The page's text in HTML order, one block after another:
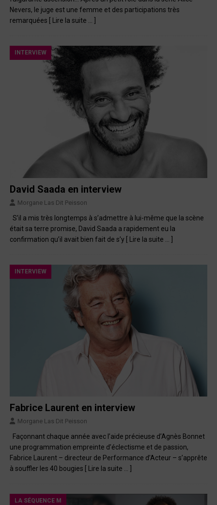
Nevers, le juge est une femme et des participations très
remarquées [ Lire la suite … ]
INTERVIEW
David Saada en interview
Morgane Las Dit Peisson
S’il a mis très longtemps à s’admettre à lui-même que la scène
était sa terre promise, David Saada a rapidement eu la
confirmation qu’il avait bien fait de s’y [ Lire la suite … ]
INTERVIEW
Fabrice Laurent en interview
Morgane Las Dit Peisson
Façonnant chaque année avec l’aide précieuse d’Agnès Bonnet
une programmation empreinte d’éclectisme et de passion,
Fabrice Laurent – directeur de Performance d’Acteur – s’apprête
à souffler les 40 bougies
[ Lire la suite … ]
LA SÉQUENCE M